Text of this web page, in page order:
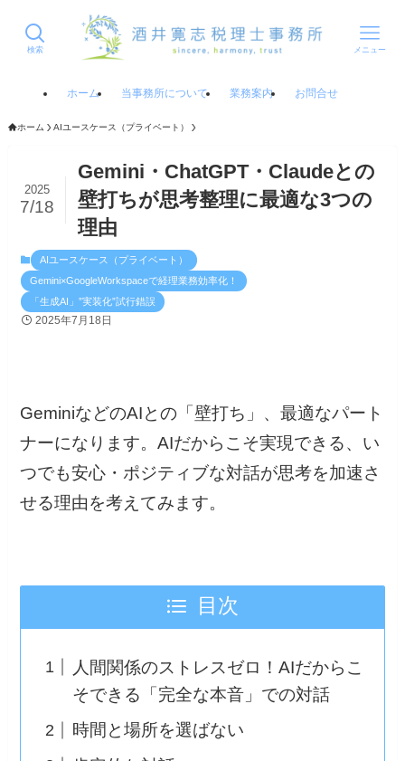
検索 メニュー
ホーム 当事務所について 業務案内 お問合せ
ホーム AIユースケース（プライベート）
Gemini・ChatGPT・Claudeとの
壁打ちが思考整理に最適な3つの
理由
2025
7/18
AIユースケース（プライベート）
Gemini×GoogleWorkspaceで経理業務効率化！
「生成AI」”実装化”試行錯誤
2025年7月18日
GeminiなどのAIとの「壁打ち」、最適なパート
ナーになります。AIだからこそ実現できる、い
つでも安心・ポジティブな対話が思考を加速さ
せる理由を考えてみます。
目次
人間関係のストレスゼロ！AIだからこ
そできる「完全な本音」での対話
時間と場所を選ばない